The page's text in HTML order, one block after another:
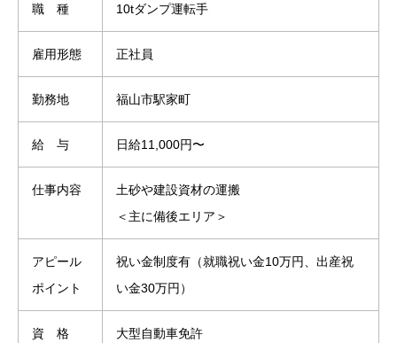
職 種 10tダンプ運転手
雇用形態 正社員
勤務地 福山市駅家町
給 与 日給11,000円〜
仕事内容
土砂や建設資材の運搬
＜主に備後エリア＞
アピール
ポイント
祝い金制度有（就職祝い金10万円、出産祝
い金30万円）
資 格 大型自動車免許